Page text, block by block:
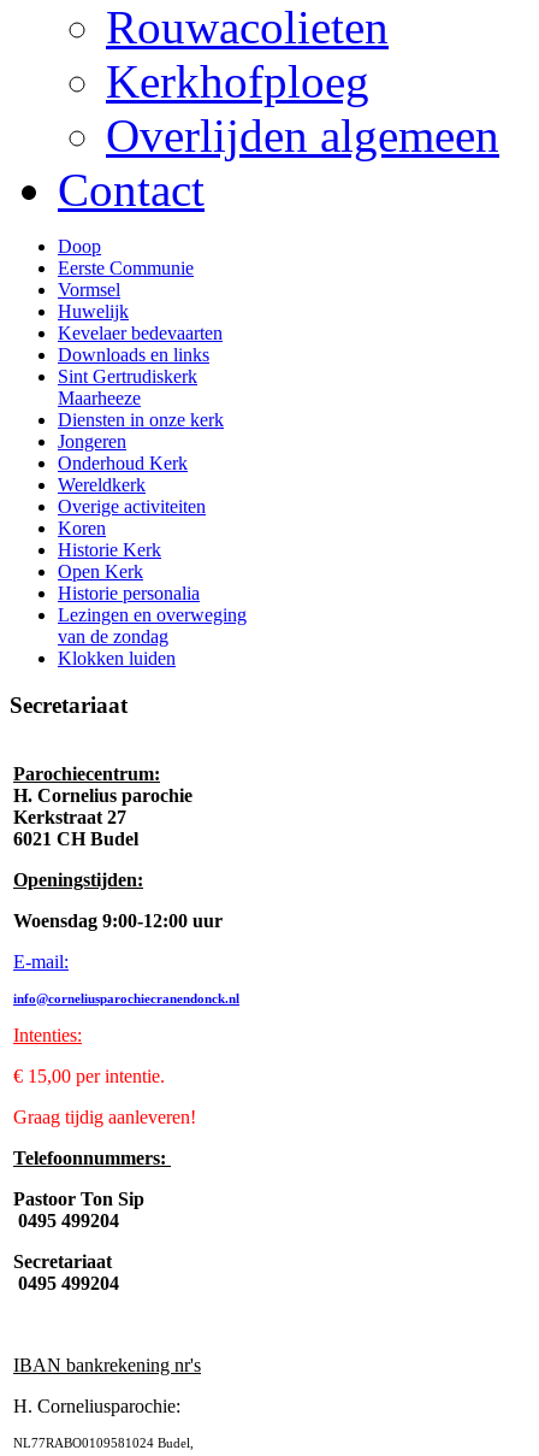
Rouwacolieten
Kerkhofploeg
Overlijden algemeen
Contact
Doop
Eerste Communie
Vormsel
Huwelijk
Kevelaer bedevaarten
Downloads en links
Sint Gertrudiskerk
Maarheeze
Diensten in onze kerk
Jongeren
Onderhoud Kerk
Wereldkerk
Overige activiteiten
Koren
Historie Kerk
Open Kerk
Historie personalia
Lezingen en overweging
van de zondag
Klokken luiden
Secretariaat
Parochiecentrum:
H. Cornelius parochie
Kerkstraat 27
6021 CH Budel
Openingstijden:
Woensdag 9:00-12:00 uur
E-mail:
info@corneliusparochiecranendonck.nl
Intenties:
€ 15,00 per intentie.
Graag tijdig aanleveren!
Telefoonnummers:
Pastoor Ton Sip
0495 499204
Secretariaat
0495 499204
IBAN bankrekening nr's
H. Corneliusparochie:
NL77RABO0109581024 Budel,